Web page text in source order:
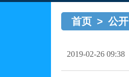
首页 > 公开
2019-02-26 09:38